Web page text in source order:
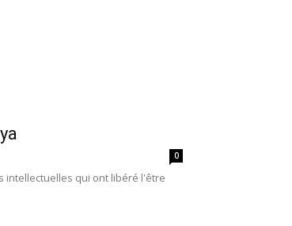
0
qui ont libéré l'être